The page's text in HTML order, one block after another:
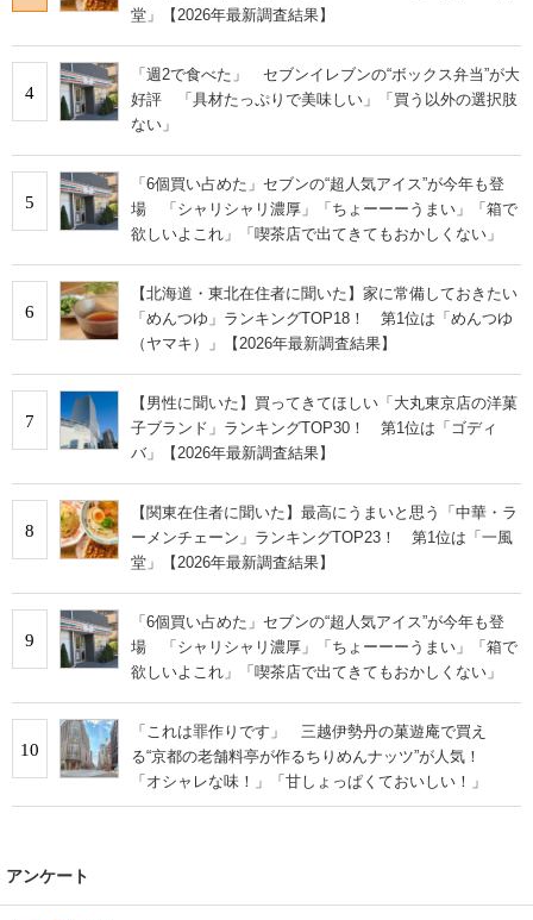
堂」【2026年最新調査結果】
4
「週2で食べた」 セブンイレブンの“ボックス弁当”が大
好評 「具材たっぷりで美味しい」「買う以外の選択肢
ない」
5
「6個買い占めた」セブンの“超人気アイス”が今年も登
場 「シャリシャリ濃厚」「ちょーーーうまい」「箱で
欲しいよこれ」「喫茶店で出てきてもおかしくない」
6
【北海道・東北在住者に聞いた】家に常備しておきたい
「めんつゆ」ランキングTOP18！ 第1位は「めんつゆ
（ヤマキ）」【2026年最新調査結果】
7
【男性に聞いた】買ってきてほしい「大丸東京店の洋菓
子ブランド」ランキングTOP30！ 第1位は「ゴディ
バ」【2026年最新調査結果】
8
【関東在住者に聞いた】最高にうまいと思う「中華・ラ
ーメンチェーン」ランキングTOP23！ 第1位は「一風
堂」【2026年最新調査結果】
9
「6個買い占めた」セブンの“超人気アイス”が今年も登
場 「シャリシャリ濃厚」「ちょーーーうまい」「箱で
欲しいよこれ」「喫茶店で出てきてもおかしくない」
10
「これは罪作りです」 三越伊勢丹の菓遊庵で買え
る“京都の老舗料亭が作るちりめんナッツ”が人気！
「オシャレな味！」「甘しょっぱくておいしい！」
アンケート